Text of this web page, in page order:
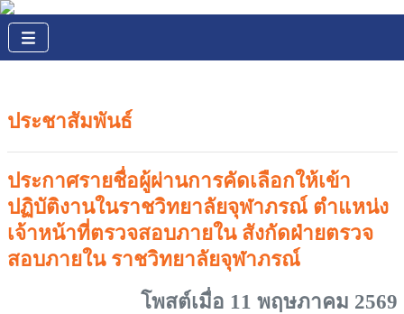
ประชาสัมพันธ์
ประกาศรายชื่อผู้ผ่านการคัดเลือกให้เข้า
ปฏิบัติงานในราชวิทยาลัยจุฬาภรณ์ ตำแหน่ง
เจ้าหน้าที่ตรวจสอบภายใน สังกัดฝ่ายตรวจ
สอบภายใน ราชวิทยาลัยจุฬาภรณ์
โพสต์เมื่อ 11 พฤษภาคม 2569